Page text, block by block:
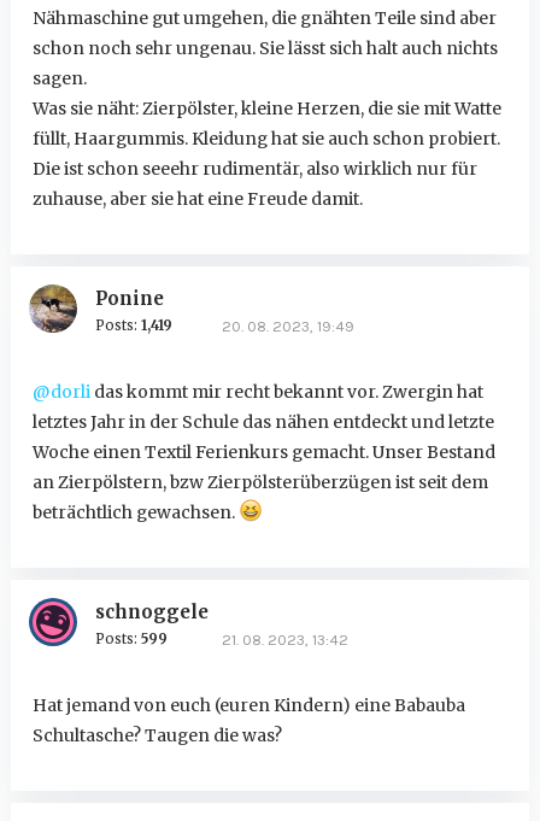
Nähmaschine gut umgehen, die gnähten Teile sind aber
schon noch sehr ungenau. Sie lässt sich halt auch nichts
sagen.
Was sie näht: Zierpölster, kleine Herzen, die sie mit Watte
füllt, Haargummis. Kleidung hat sie auch schon probiert.
Die ist schon seeehr rudimentär, also wirklich nur für
zuhause, aber sie hat eine Freude damit.
Ponine
Posts: 1,419 20. 08. 2023, 19:49
@dorlidas kommt mir recht bekannt vor. Zwergin hat
letztes Jahr in der Schule das nähen entdeckt und letzte
Woche einen Textil Ferienkurs gemacht. Unser Bestand
an Zierpölstern, bzw Zierpölsterüberzügen ist seit dem
beträchtlich gewachsen.
schnoggele
Posts: 599 21. 08. 2023, 13:42
Hat jemand von euch (euren Kindern) eine Babauba
Schultasche? Taugen die was?